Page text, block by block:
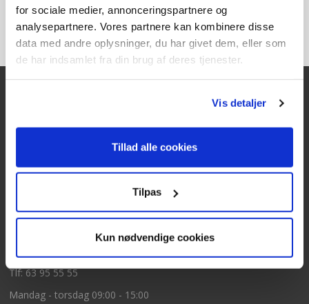
for sociale medier, annonceringspartnere og
analysepartnere. Vores partnere kan kombinere disse
data med andre oplysninger, du har givet dem, eller som
de har indsamlet fra din brug af deres tjenester.
Vis detaljer
Tillad alle cookies
Tilpas
Kun nødvendige cookies
Knullen 22
CVR: DK66212319
Tlf: 63 95 55 55
Mandag - torsdag 09:00 - 15:00